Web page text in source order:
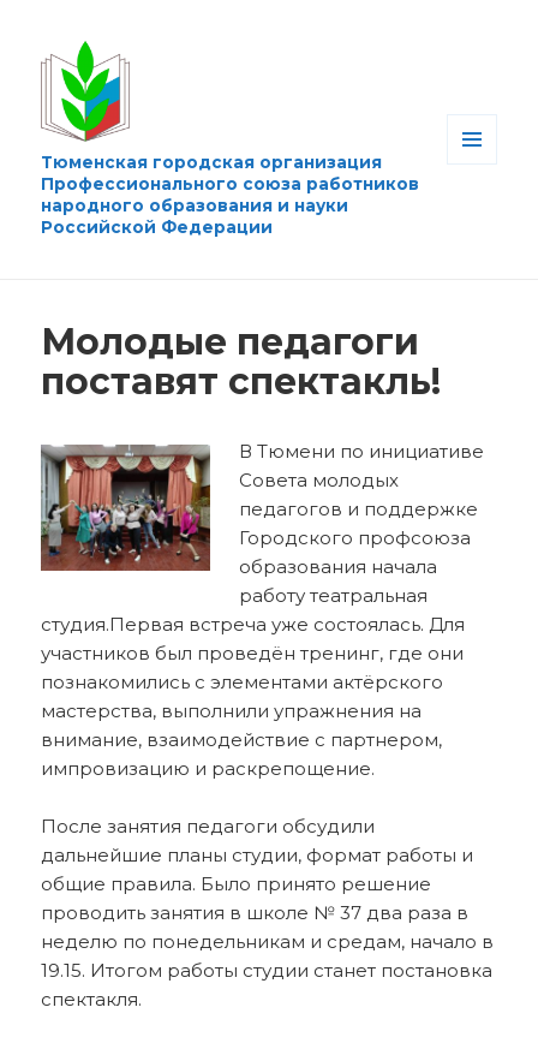
Тюменская городская организация
Профессионального союза работников
народного образования и науки
Российской Федерации
Молодые педагоги
поставят спектакль!
В Тюмени по инициативе
Совета молодых
педагогов и поддержке
Городского профсоюза
образования начала
работу театральная
студия.Первая встреча уже состоялась. Для
участников был проведён тренинг, где они
познакомились с элементами актёрского
мастерства, выполнили упражнения на
внимание, взаимодействие с партнером,
импровизацию и раскрепощение.
После занятия педагоги обсудили
дальнейшие планы студии, формат работы и
общие правила. Было принято решение
проводить занятия в школе № 37 два раза в
неделю по понедельникам и средам, начало в
19.15. Итогом работы студии станет постановка
спектакля.